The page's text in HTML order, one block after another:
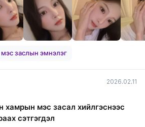
заслын эмнэлэг
2026.02.11
хамрын мэс засал хийлгэснээс
сэтгэгдэл